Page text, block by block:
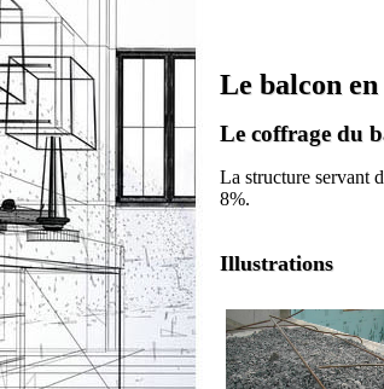
Le balcon
Le coffrage du
La structure servant
8%.
Illustrations